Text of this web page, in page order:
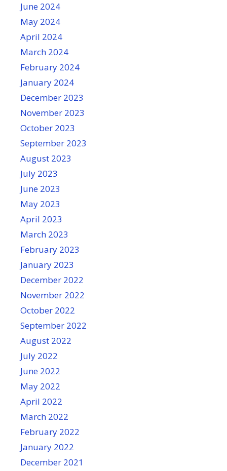
June 2024
May 2024
April 2024
March 2024
February 2024
January 2024
December 2023
November 2023
October 2023
September 2023
August 2023
July 2023
June 2023
May 2023
April 2023
March 2023
February 2023
January 2023
December 2022
November 2022
October 2022
September 2022
August 2022
July 2022
June 2022
May 2022
April 2022
March 2022
February 2022
January 2022
December 2021